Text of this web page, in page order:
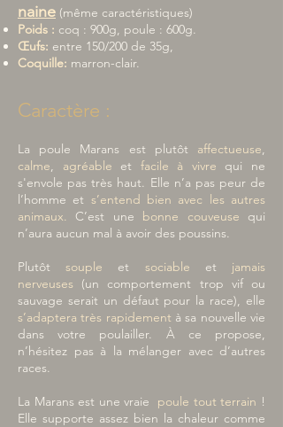
naine (même caractéristiques)
Poids : coq : 900g, poule : 600g.
Œufs: entre 150/200 de 35g,
Coquille: marron-clair.
Caractère :
La poule Marans est plutôt affectueuse,
calme, agréable et facile à vivre qui ne
s'envole pas très haut. Elle n’a pas peur de
l’homme et s’entend bien avec les autres
animaux. C’est une bonne couveuse qui
n’aura aucun mal à avoir des poussins.
Plutôtsouple et sociable et jamais
nerveuses (un comportement trop vif ou
sauvage serait un défaut pour la race), elle
s’adaptera très rapidement à sa nouvelle vie
dans votre poulailler. À ce propose,
n’hésitez pas à la mélanger avec d’autres
races.
La Marans est une vraie poule tout terrain !
Elle supporte assez bien la chaleur comme